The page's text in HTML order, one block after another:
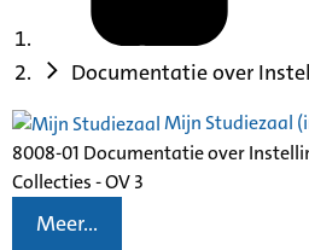
Documentatie over
Mijn Studiezaal
8008-01 Documentatie over
Collecties - OV 3
Meer...